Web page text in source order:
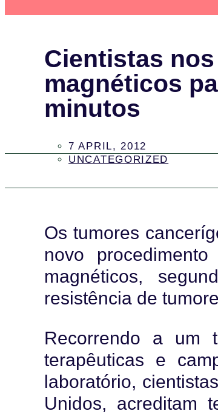
Cientistas
magnéticos
minutos
7 APRIL, 2012
UNCATEGORIZED
Os tumores
novo
magnéticos,
resistência de
Recorrendo a um
terapêuticas e
laboratório,
Unidos, acreditam